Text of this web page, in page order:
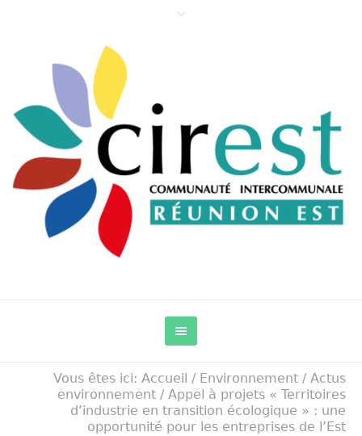
Vous êtes ici: Accueil / Environnement / Actus
environnement / Appel à projets « Territoires
d’industrie en transition écologique » : une
opportunité pour les entreprises de l’Est